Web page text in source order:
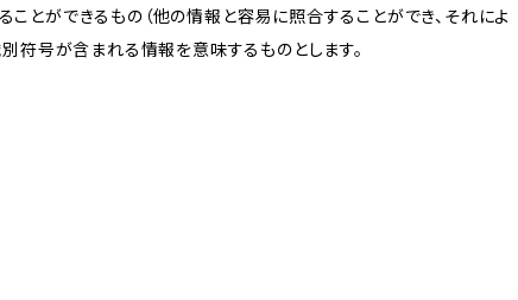
とができるもの（他の情報と容易に照合することができ、それによ
符号が含まれる情報を意味するものとします。